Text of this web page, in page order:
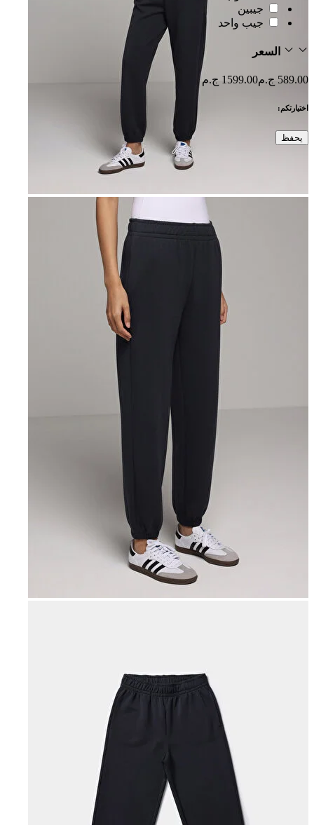
جيبين
جيب واحد
السعر
589.00 ج.م 1599.00 ج.م
اختيارتكم:
يحفظ